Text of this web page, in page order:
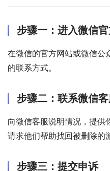
步骤一：进入微信
在微信的官方网站或微信公
的联系方式。
步骤二：联系微信
向微信客服说明情况，提供
请求他们帮助找回被删除的
步骤三：提交申诉